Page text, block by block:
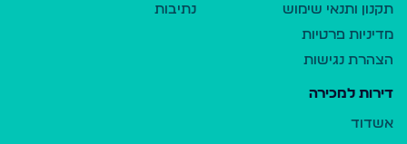
תקנון ותנאי שימוש
מדיניות פרטיות
הצהרת נגישות
נתיבות
דירות למכירה
אשדוד